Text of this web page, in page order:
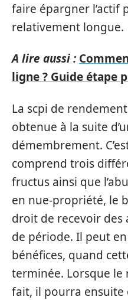
faire épargner l’actif
relativement longue.
A lire aussi :
ligne ? Guide étape
La scpi de
obtenue à la suite
démembrement.
comprend trois
fructus ainsi que
en nue-propriété, le
droit de recevoir des
de période. Il peut
bénéfices, quand
terminée. Lorsque le
fait, il pourra ensuite